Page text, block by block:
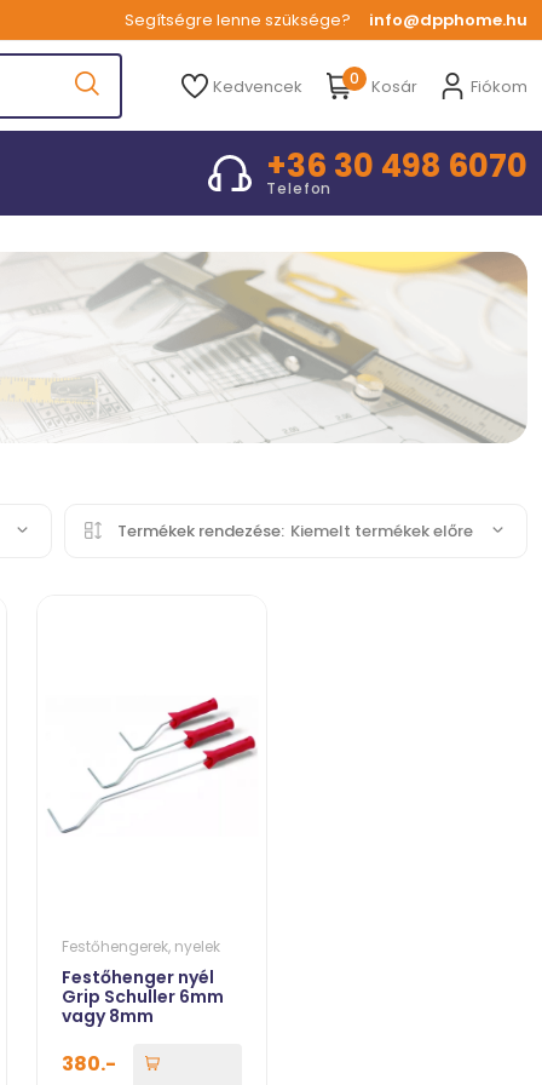
Segítségre lenne szüksége? info@dpphome.hu
Kedvencek 0 Kosár Fiókom
+36 30 498 6070
Telefon
Termékek rendezése: Kiemelt termékek előre
Festőhengerek, nyelek
Festőhenger nyél
Grip Schuller 6mm
vagy 8mm
380.-